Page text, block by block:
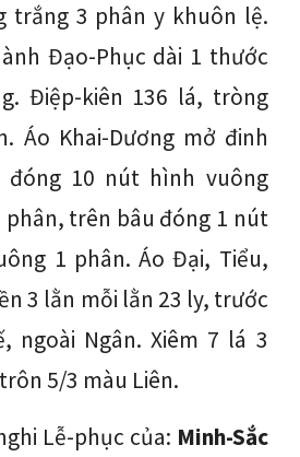
trắng 3 phân y khuôn lệ.
Đạo-Phục dài 1 thước
Điệp-kiên 136 lá, tròng
Áo Khai-Dương mở đinh
10 nút hình vuông
phân, trên bâu đóng 1 nút
1 phân. Áo Đại, Tiểu,
3 lằn mỗi lằn 23 ly, trước
ngoài Ngân. Xiêm 7 lá 3
5/3 màu Liên.
Lễ-phục của: Minh-Sắc